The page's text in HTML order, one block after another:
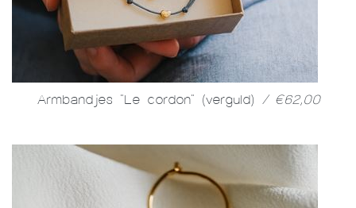
Armbandjes "Le cordon" (verguld) / €62,00